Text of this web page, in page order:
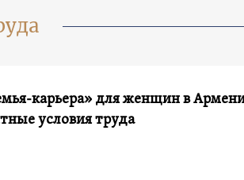
карьера» для женщин в
условия труда